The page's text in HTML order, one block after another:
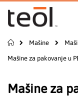
na
sadržaj
Početna
Mašine
Mašine za pakovanje u
Mašine za